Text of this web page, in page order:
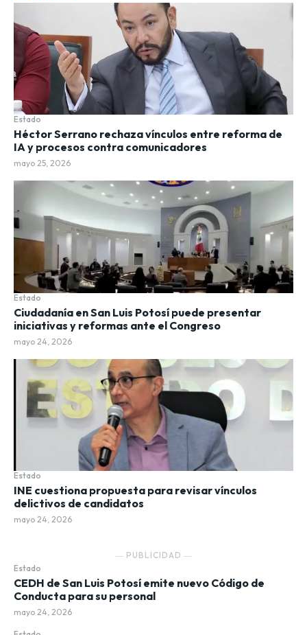
Estado
Héctor Serrano rechaza vínculos entre reforma de
IA y procesos contra comunicadores
mayo 25, 2026
Estado
Ciudadanía en San Luis Potosí puede presentar
iniciativas y reformas ante el Congreso
mayo 24, 2026
Estado
INE cuestiona propuesta para revisar vínculos
delictivos de candidatos
mayo 24, 2026
― PUBLICIDAD ―
Estado
CEDH de San Luis Potosí emite nuevo Código de
Conducta para su personal
mayo 24, 2026